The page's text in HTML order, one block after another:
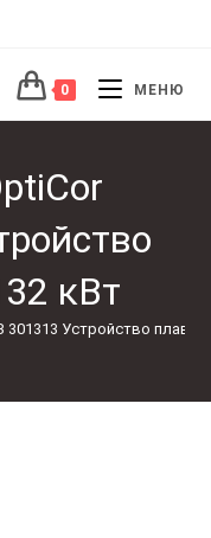
0 МЕНЮ
кВт
301313 Устройство